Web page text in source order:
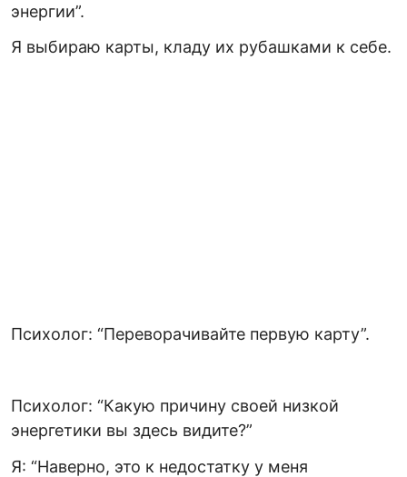
энергии”.
Я выбираю карты, кладу их рубашками к себе.
Психолог: “Переворачивайте первую карту”.
Психолог: “Какую причину своей низкой
энергетики вы здесь видите?”
Я: “Наверно, это к недостатку у меня